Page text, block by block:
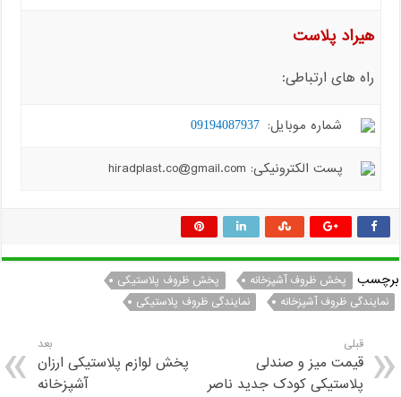
هیراد پلاست
راه های ارتباطی:
شماره موبایل: 09194087937
پست الکترونیکی: hiradplast.co@gmail.com
برچسب پخش ظروف آشپزخانه
پخش ظروف پلاستیکی
نمایندگی ظروف آشپزخانه
نمایندگی ظروف پلاستیکی
قبلی
قیمت میز و صندلی
پلاستیکی کودک جدید ناصر
بعد
پخش لوازم پلاستیکی ارزان
آشپزخانه